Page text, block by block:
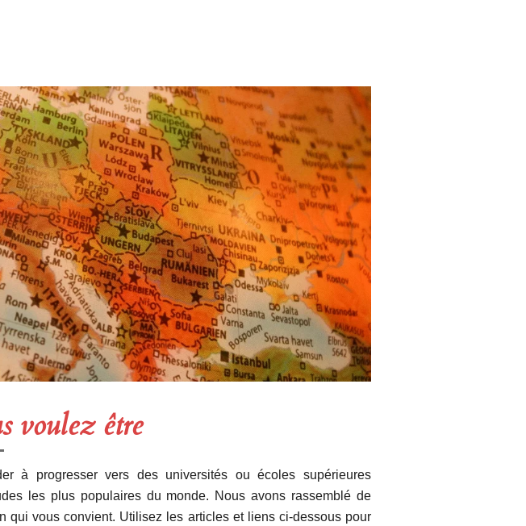
voulez être
à progresser vers des universités ou écoles supérieures
les plus populaires du monde. Nous avons rassemblé de
qui vous convient. Utilisez les articles et liens ci-dessous pour